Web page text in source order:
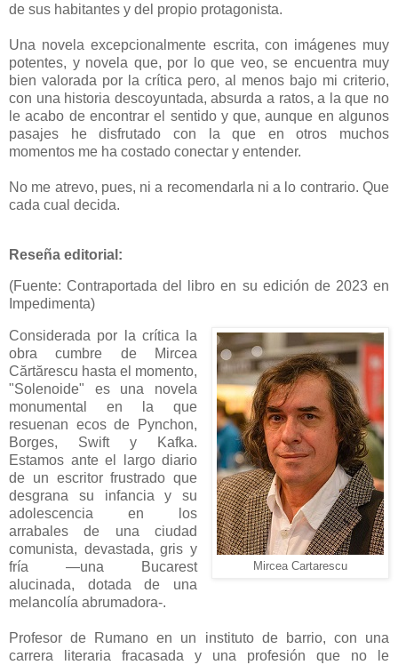
de sus habitantes y del propio protagonista.
Una novela excepcionalmente escrita, con imágenes muy
potentes, y novela que, por lo que veo, se encuentra muy
bien valorada por la crítica pero, al menos bajo mi criterio,
con una historia descoyuntada, absurda a ratos, a la que no
le acabo de encontrar el sentido y que, aunque en algunos
pasajes he disfrutado con la que en otros muchos
momentos me ha costado conectar y entender.
No me atrevo, pues, ni a recomendarla ni a lo contrario. Que
cada cual decida.
Reseña editorial:
(Fuente: Contraportada del libro en su edición de 2023 en
Impedimenta)
Mircea Cartarescu
Considerada por la crítica la
obra cumbre de Mircea
Cărtărescu hasta el momento,
"Solenoide" es una novela
monumental en la que
resuenan ecos de Pynchon,
Borges, Swift y Kafka.
Estamos ante el largo diario
de un escritor frustrado que
desgrana su infancia y su
adolescencia en los
arrabales de una ciudad
comunista, devastada, gris y
fría —una Bucarest
alucinada, dotada de una
melancolía abrumadora-.
Profesor de Rumano en un instituto de barrio, con una
carrera literaria fracasada y una profesión que no le